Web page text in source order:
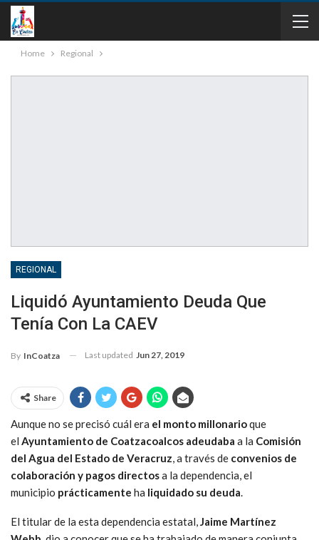
Home Regional
REGIONAL
Liquidó Ayuntamiento Deuda Que
Tenía Con La CAEV
By InCoatza Last updated Jun 27, 2019
Share
Aunque no se precisó cuál era el monto millonarioque
el Ayuntamiento de Coatzacoalcos adeudaba a la Comisión
del Agua del Estado de Veracruz, a través de convenios de
colaboración y pagos directosa la dependencia, el
municipio prácticamente ha liquidado su deuda.
El titular de la esta dependencia estatal,Jaime Martínez